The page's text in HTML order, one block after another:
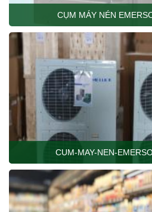
CỤM MÁY NÉN
CUM-MAY-NEN-